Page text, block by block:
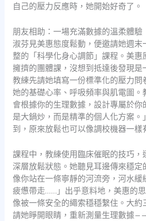
自己的壓力反應時，她開始好奇了。
朋友相助：一場充滿數據的溫柔體驗
淑芬見美惠態度鬆動，便邀請她週末
整的「科學化身心調節」課程。美惠
擁擠的團體課，沒想到抵達後發現是
教練先請她填寫一份標準化的壓力問
她的基礎心率、呼吸頻率與肌電圖。
會根據你的生理數據，設計專屬於你
是大鍋炒，而是精準的個人化方案。
到，原來放鬆也可以像調校機器一樣
課程中，教練使用臨床催眠的技巧，
深層放鬆狀態。她聽見耳邊傳來穩定
像你站在一條寧靜的河流旁，河水緩
疲憊帶走……」出乎意料地，美惠的
像被一條安全的繩索穩穩繫住。大約
請她睜開眼睛，重新測量生理數據